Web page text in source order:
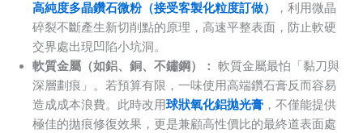
高純度多晶鑽石微粉（接受客製化粒度訂做）
，利用微晶
碎裂不斷產生新切削點的原理，高速平整表面，防止軟硬
交界處出現凹陷小坑洞。
軟質金屬（如鋁、銅、不鏽鋼）： 軟質金屬最怕「黏刀與
深層劃痕」。若預算有限，一味使用高端鑽石膏反而容易
造成成本浪費。此時改用球狀氧化鋁拋光膏 ，不僅能提供
極佳的拋痕修復效果，更是兼顧高性價比的最終道表面處